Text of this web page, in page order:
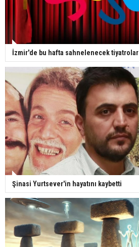
İzmir'de bu hafta sahnelenecek tiyatrolar
Şinasi Yurtsever'in hayatını kaybetti